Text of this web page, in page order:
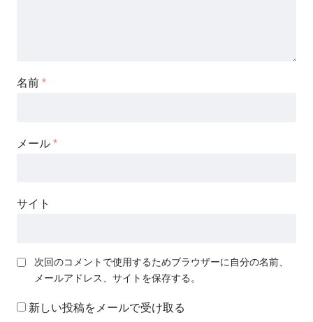
名前 *
メール *
サイト
次回のコメントで使用するためブラウザーに自分の名前、
メールアドレス、サイトを保存する。
新しい投稿をメールで受け取る